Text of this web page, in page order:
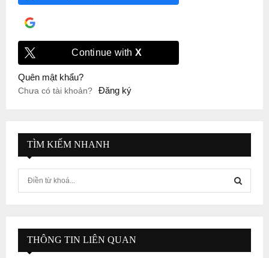
Continue with X
Quên mật khẩu?
Chưa có tài khoản? Đăng ký
TÌM KIẾM NHANH
f
E
A
THÔNG TIN LIÊN QUAN